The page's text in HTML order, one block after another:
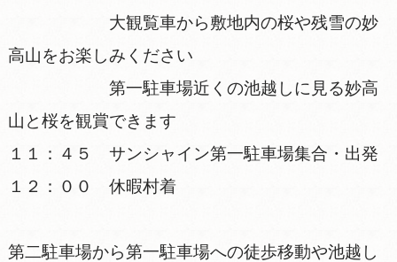
大観覧車から敷地内の桜や残雪の妙
高山をお楽しみください
第一駐車場近くの池越しに見る妙高
山と桜を観賞できます
１１：４５ サンシャイン第一駐車場集合・出発
１２：００ 休暇村着
第二駐車場から第一駐車場への徒歩移動や池越し